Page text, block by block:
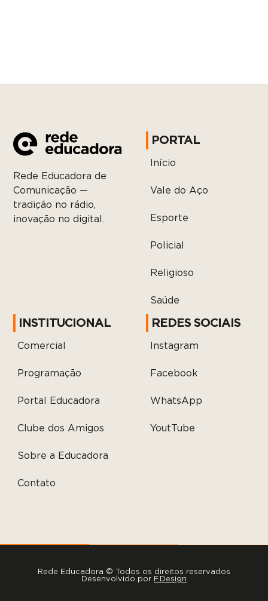
Rede Educadora de
Comunicação —
tradição no rádio,
inovação no digital.
PORTAL
Início
Vale do Aço
Esporte
Policial
Religioso
Saúde
INSTITUCIONAL
Comercial
Programação
Portal Educadora
Clube dos Amigos
Sobre a Educadora
Contato
REDES SOCIAIS
Instagram
Facebook
WhatsApp
YoutTube
Rede Educadora © Todos os direitos reservados
Desenvolvido por F.Design